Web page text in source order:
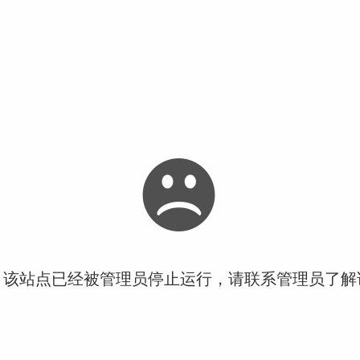
站点已经被管理员停止运行，请联系管理员了